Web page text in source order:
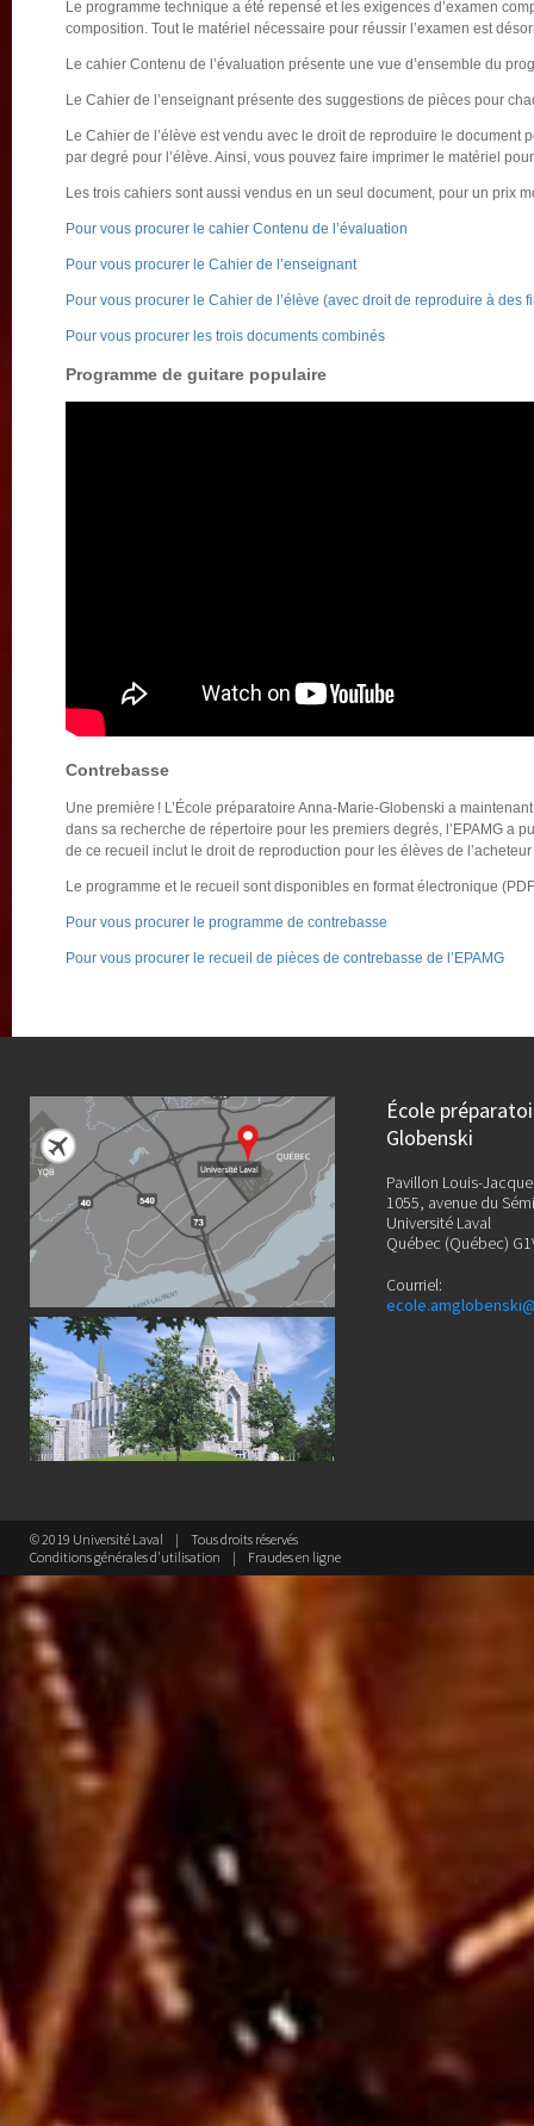
Le programme technique a été repensé et les exigences d’examen
composition. Tout le matériel nécessaire pour réussir l’examen est
Le cahier Contenu de l’évaluation présente une vue d’ensemble du
Le Cahier de l’enseignant présente des suggestions de pièces pour
Le Cahier de l’élève est vendu avec le droit de reproduire le document
par degré pour l’élève. Ainsi, vous pouvez faire imprimer le matériel
Les trois cahiers sont aussi vendus en un seul document, pour un prix
Pour vous procurer le cahier Contenu de l’évaluation
Pour vous procurer le Cahier de l’enseignant
Pour vous procurer le Cahier de l’élève (avec droit de reproduire à des
Pour vous procurer les trois documents combinés
Programme de guitare populaire
Contrebasse
Une première ! L’École préparatoire Anna-Marie-Globenski a
dans sa recherche de répertoire pour les premiers degrés, l’EPAMG a
de ce recueil inclut le droit de reproduction pour les élèves de l’acheteur
Le programme et le recueil sont disponibles en format électronique
Pour vous procurer le programme de contrebasse
Pour vous procurer le recueil de pièces de contrebasse de l’EPAMG
École
Globenski
Pavillon Louis-
1055, avenue du
Université Laval
Québec (Québec)
Courriel:
© 2019 Université Laval
Tous droits réservés
Conditions générales d'utilisation
Fraudes en ligne